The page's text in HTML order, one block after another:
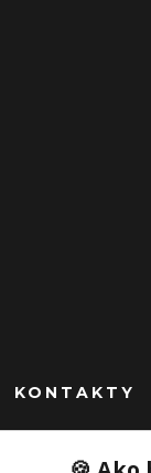
KONTAKTY
Peknekabelky.sk